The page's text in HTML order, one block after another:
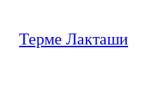
Терме Лакташи